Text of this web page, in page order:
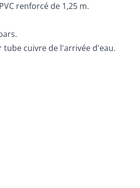
renforcé de 1,25 m.
tube cuivre de l'arrivée d'eau.